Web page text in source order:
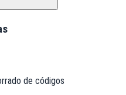
de códigos